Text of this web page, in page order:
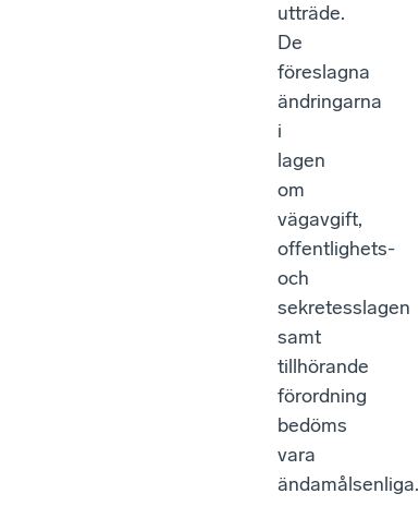
utträde.
De
föreslagna
ändringarna
i
lagen
om
vägavgift,
offentlighets-
och
sekretesslagen
samt
tillhörande
förordning
bedöms
vara
ändamålsenliga.